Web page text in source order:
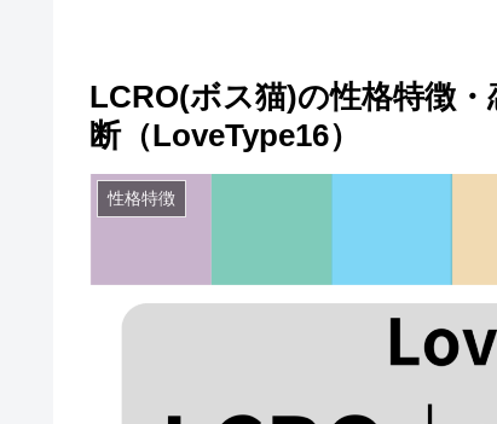
LCRO(ボス猫)の性格特徴
断（LoveType16）
性格特徴